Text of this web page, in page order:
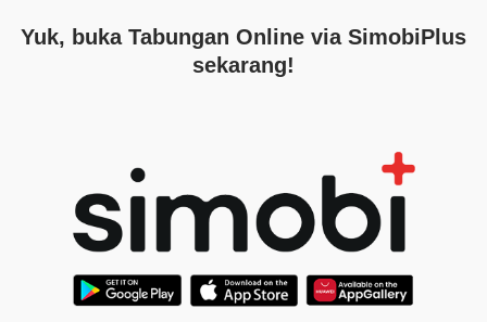
Yuk, buka Tabungan Online via SimobiPlus
sekarang!